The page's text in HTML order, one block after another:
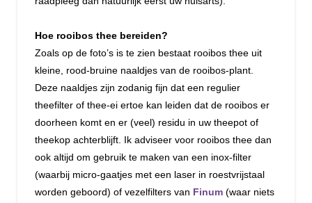
Hoe rooibos thee bereiden?
Zoals op de foto’s is te zien bestaat rooibos thee uit
kleine, rood-bruine naaldjes van de rooibos-plant.
Deze naaldjes zijn zodanig fijn dat een regulier
theefilter of thee-ei ertoe kan leiden dat de rooibos er
doorheen komt en er (veel) residu in uw theepot of
theekop achterblijft. Ik adviseer voor rooibos thee dan
ook altijd om gebruik te maken van een inox-filter
(waarbij micro-gaatjes met een laser in roestvrijstaal
worden geboord) of vezelfilters van Finum (waar niets